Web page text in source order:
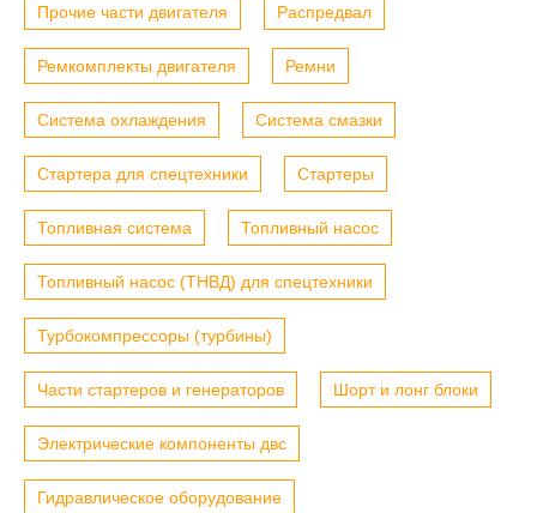
Прочие части двигателя Распредвал
Ремкомплекты двигателя Ремни
Система охлаждения Система смазки
Стартера для спецтехники Стартеры
Топливная система Топливный насос
Топливный насос (ТНВД) для спецтехники
Турбокомпрессоры (турбины)
Части стартеров и генераторов Шорт и лонг блоки
Электрические компоненты двс
Гидравлическое оборудование